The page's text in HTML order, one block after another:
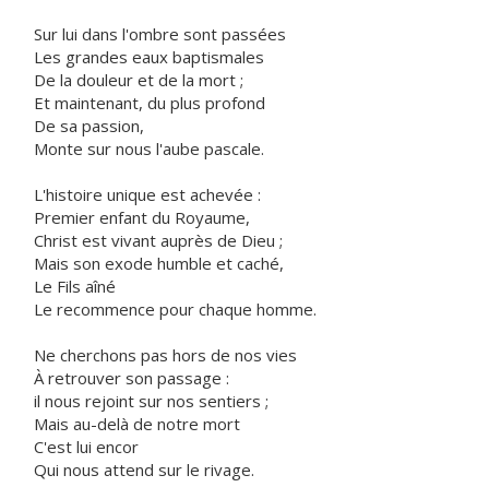
Sur lui dans l'ombre sont passées
Les grandes eaux baptismales
De la douleur et de la mort ;
Et maintenant, du plus profond
De sa passion,
Monte sur nous l'aube pascale.
L'histoire unique est achevée :
Premier enfant du Royaume,
Christ est vivant auprès de Dieu ;
Mais son exode humble et caché,
Le Fils aîné
Le recommence pour chaque homme.
Ne cherchons pas hors de nos vies
À retrouver son passage :
il nous rejoint sur nos sentiers ;
Mais au-delà de notre mort
C'est lui encor
Qui nous attend sur le rivage.